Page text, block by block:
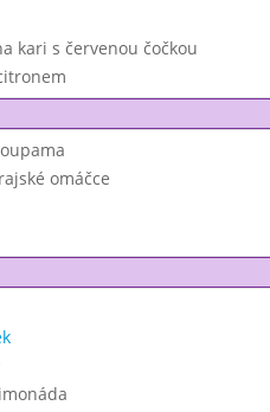
kari s červenou čočkou
omáčce